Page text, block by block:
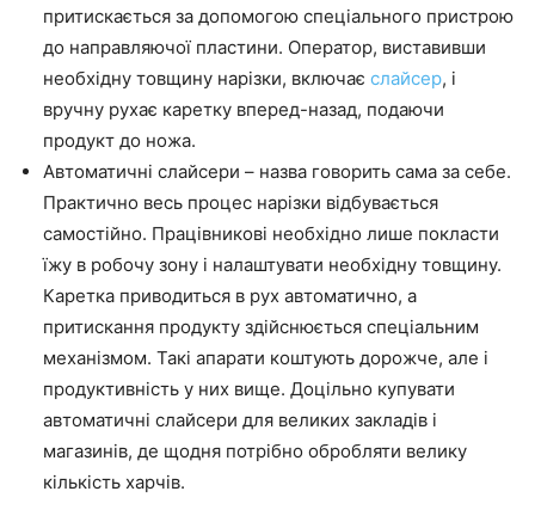
притискається за допомогою спеціального пристрою
до направляючої пластини. Оператор, виставивши
необхідну товщину нарізки, включає слайсер, і
вручну рухає каретку вперед-назад, подаючи
продукт до ножа.
Автоматичні слайсери – назва говорить сама за себе.
Практично весь процес нарізки відбувається
самостійно. Працівникові необхідно лише покласти
їжу в робочу зону і налаштувати необхідну товщину.
Каретка приводиться в рух автоматично, а
притискання продукту здійснюється спеціальним
механізмом. Такі апарати коштують дорожче, але і
продуктивність у них вище. Доцільно купувати
автоматичні слайсери для великих закладів і
магазинів, де щодня потрібно обробляти велику
кількість харчів.